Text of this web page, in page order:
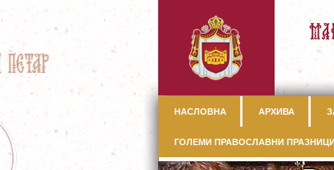
НАСЛОВНА АРХИВА
ГОЛЕМИ ПРАВОСЛАВНИ